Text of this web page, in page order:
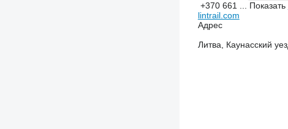
+370 661 ... Показать
lintrail.com
Адрес
Литва, Каунасский